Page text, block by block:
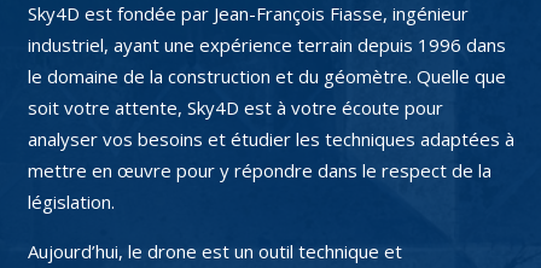
Sky4D est fondée par Jean-François Fiasse, ingénieur
industriel, ayant une expérience terrain depuis 1996 dans
le domaine de la construction et du géomètre. Quelle que
soit votre attente, Sky4D est à votre écoute pour
analyser vos besoins et étudier les techniques adaptées à
mettre en œuvre pour y répondre dans le respect de la
législation.
Aujourd’hui, le drone est un outil technique et